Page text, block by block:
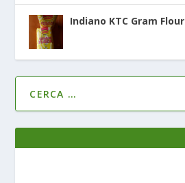
Indiano KTC Gram Flour